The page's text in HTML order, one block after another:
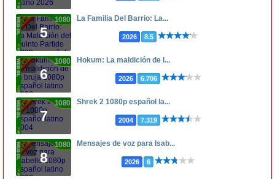
5
1080p La Familia Del Barrio: La...
2026 8.5
6
1080p Hokum: La maldición de l...
2026 6.706
7
1080p Shrek 2 1080p español la...
2004 7.319
8
1080p Mensajes de voz para Isab...
2026 6